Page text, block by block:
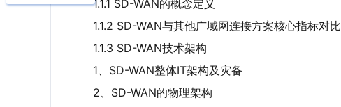
1.1.1 SD-WAN的概念定义
1.1.2 SD-WAN与其他广域网连接方案核心指标对比
1.1.3 SD-WAN技术架构
1、SD-WAN整体IT架构及灾备
2、SD-WAN的物理架构